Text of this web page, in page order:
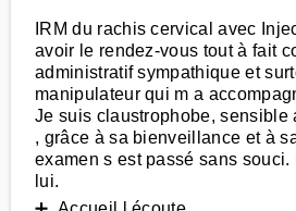
IRM du rachis cervical avec
avoir le rendez-vous tout à fait
administratif sympathique et
manipulateur qui m a
Je suis claustrophobe, sensible
, grâce à sa bienveillance et à
examen s est passé sans souci.
lui.